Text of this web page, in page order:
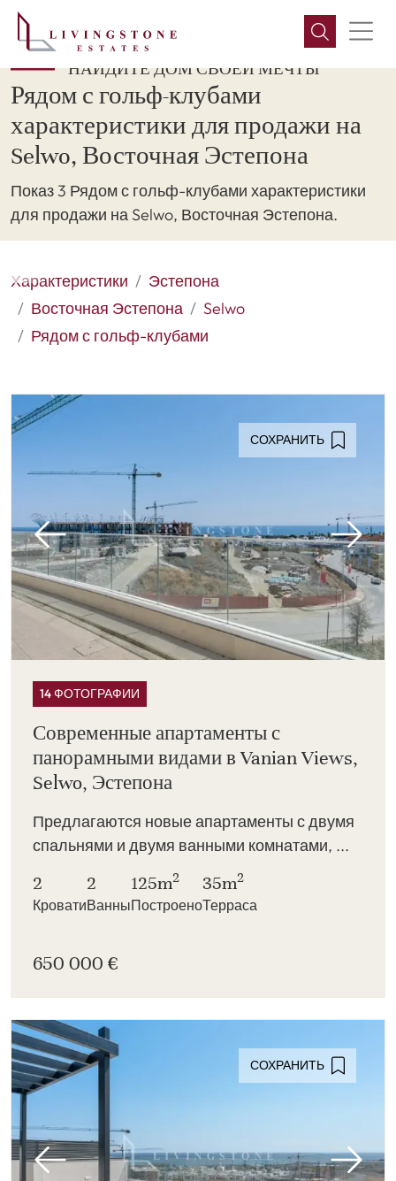
НАЙДИТЕ ДОМ СВОЕЙ МЕЧТЫ
Рядом с гольф-клубами
характеристики для продажи на
Selwo, Восточная Эстепона
Показ 3 Рядом с гольф-клубами характеристики
для продажи на Selwo, Восточная Эстепона.
Характеристики
Эстепона
Восточная Эстепона
Selwo
Рядом с гольф-клубами
СОХРАНИТЬ
14 ФОТОГРАФИИ
Современные апартаменты с
панорамными видами в Vanian Views,
Selwo, Эстепона
Предлагаются новые апартаменты с двумя
спальнями и двумя ванными комнатами, ...
2
Кровати
2
Ванны
125m2
Построено
35m2
Терраса
650 000 €
СОХРАНИТЬ